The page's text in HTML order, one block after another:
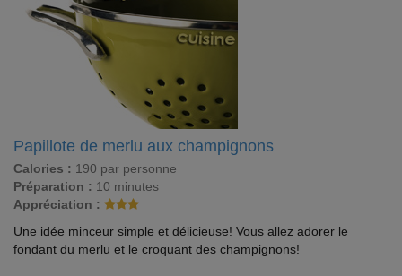
Papillote de merlu aux champignons
Calories : 190 par personne
Préparation : 10 minutes
Appréciation :
Une idée minceur simple et délicieuse! Vous allez adorer le
fondant du merlu et le croquant des champignons!